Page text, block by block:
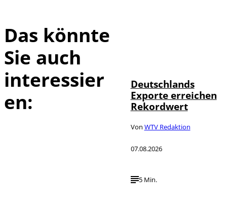
Das könnte
Sie auch
interessier
en:
Deutschlands
Exporte erreichen
Rekordwert
Von WTV Redaktion
07.08.2026
5 Min.